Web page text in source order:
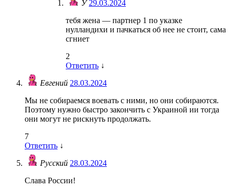
У29.03.2024
тебя жена — партнер 1 по указке
нулландихи и пачкаться об нее не стоит, сама
сгниет
2
Ответить ↓
Евгений 28.03.2024
Мы не собираемся воевать с ними, но они собираются.
Поэтому нужно быстро закончить с Украиной ии тогда
они могут не рискнуть продолжать.
7
Ответить ↓
Русский 28.03.2024
Слава России!